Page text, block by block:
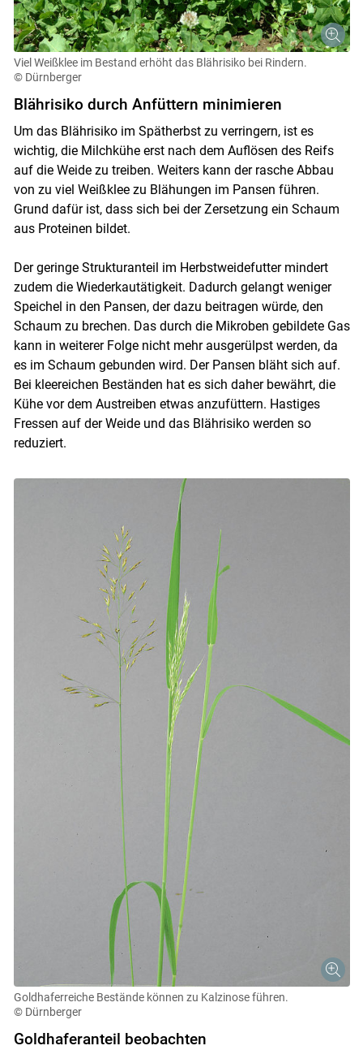
Viel Weißklee im Bestand erhöht das Blährisiko bei Rindern.
© Dürnberger
Blährisiko durch Anfüttern minimieren
Um das Blährisiko im Spätherbst zu verringern, ist es
wichtig, die Milchkühe erst nach dem Auflösen des Reifs
auf die Weide zu treiben. Weiters kann der rasche Abbau
von zu viel Weißklee zu Blähungen im Pansen führen.
Grund dafür ist, dass sich bei der Zersetzung ein Schaum
aus Proteinen bildet.
Der geringe Strukturanteil im Herbstweidefutter mindert
zudem die Wiederkautätigkeit. Dadurch gelangt weniger
Speichel in den Pansen, der dazu beitragen würde, den
Schaum zu brechen. Das durch die Mikroben gebildete Gas
kann in weiterer Folge nicht mehr ausgerülpst werden, da
es im Schaum gebunden wird. Der Pansen bläht sich auf.
Bei kleereichen Beständen hat es sich daher bewährt, die
Kühe vor dem Austreiben etwas anzufüttern. Hastiges
Fressen auf der Weide und das Blährisiko werden so
reduziert.
Goldhaferreiche Bestände können zu Kalzinose führen.
© Dürnberger
Goldhaferanteil beobachten